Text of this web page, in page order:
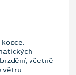
včetně
větru